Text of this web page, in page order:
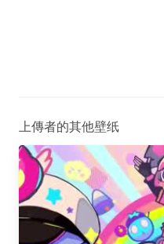
上傳者的其他壁纸